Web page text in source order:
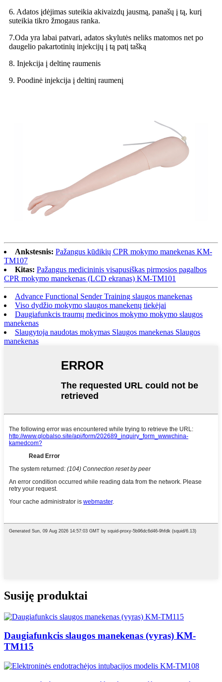
6. Adatos įdėjimas suteikia akivaizdų jausmą, panašų į tą, kurį
suteikia tikro žmogaus ranka.
7.Oda yra labai patvari, adatos skylutės neliks matomos net po
daugelio pakartotinių injekcijų į tą patį tašką
8. Injekcija į deltinę raumenis
9. Poodinė injekcija į deltinį raumenį
Ankstesnis: Pažangus kūdikių CPR mokymo manekenas KM-
TM107
Kitas: Pažangus medicininis visapusiškas pirmosios pagalbos
CPR mokymo manekenas (LCD ekranas) KM-TM101
Advance Functional Sender Training slaugos manekenas
Viso dydžio mokymo slaugos manekenų tiekėjai
Daugiafunkcis traumų medicinos mokymo mokymo slaugos
manekenas
Slaugytoja naudotas mokymas Slaugos manekenas Slaugos
manekenas
Susiję produktai
Daugiafunkcis slaugos manekenas (vyras) KM-
TM115